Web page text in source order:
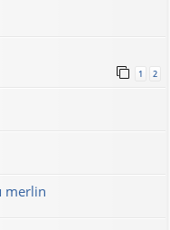
1 2
merlin